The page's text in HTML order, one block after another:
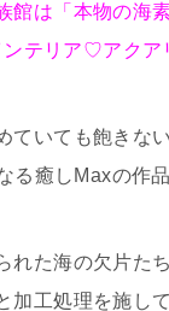
館は「本物の海
テリア♡アクア
ていても飽きな
る癒しMaxの作
れた海の欠片た
加工処理を施し